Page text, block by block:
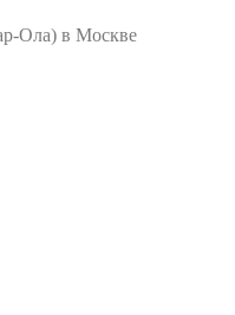
Ола) в Москве